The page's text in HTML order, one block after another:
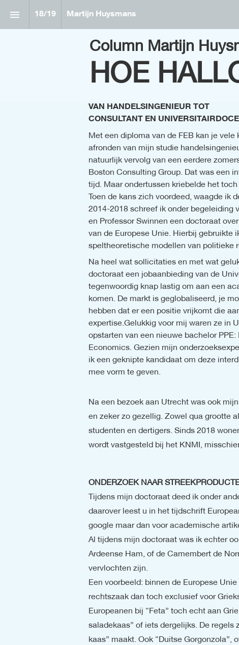
18/19 Martijn Huysmans
Column Martijn
HOE
VAN HANDELSINGENIEUR TOT
CONSULTANT EN
Met een diploma van de FEB kan je vele
afronden van mijn studie
natuurlijk vervolg van een eerdere
Boston Consulting Group. Dat was een
tijd. Maar ondertussen kriebelde het
Toen de kans zich voordeed, waagde ik
2014-2018 schreef ik onder begeleiding
en Professor Swinnen een doctoraat
van de Europese Unie. Hierbij gebruikte
speltheoretische modellen van politieke
Na heel wat sollicitaties en met wat
doctoraat een jobaanbieding van de
tegenwoordig knap lastig om aan een
komen. De markt is geglobaliseerd, je
hebben dat er een positie vrijkomt die
expertise.Gelukkig voor mij waren ze in
opstarten van een nieuwe bachelor PPE:
Economics. Gezien mijn
ik een geknipte kandidaat om deze
mee vorm te geven.
Na een bezoek aan Utrecht was ook
en zeker zo gezellig. Zowel qua grootte
studenten en dertigers. Sinds 2018
wordt vastgesteld bij het KNMI,
ONDERZOEK NAAR
Tijdens mijn doctoraat deed ik onder
daarover leest u in het tijdschrift
google maar dan voor academische
Al tijdens mijn doctoraat was ik echter
Ardeense Ham, of de Camembert de
Een voorbeeld: binnen de Europese
rechtszaak dan toch exclusief voor
Europeanen bij “Feta” toch echt aan
saladekaas” of iets dergelijks. De
kaas” maakt. Ook “Duitse Gorgonzola”,